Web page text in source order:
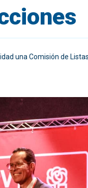
una Comisión de